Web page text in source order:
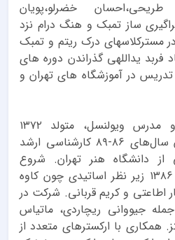
خضرلو،پویان
ساز تمبک و هنگ درام نزد
مسترکلاسهای درک ریتم و تمبک
فربد یداللهی گذراندن دوره های
سابقه تدریس در آموزشگاه های تهران و
هلیا پورکریمی، نوازنده‌ و مدرس ویولنسل، متولد ۱۳۷۲
هنرستان موسیقی اصفهان سال‌های ۸۶-۸۹ کارشناسی ارشد
از دانشگاه هنر تهران. شروع
نوازندگی ویولنسل از سال ۱۳۸۶ زیر نظر اساتیدی چون کاوه
اطاعتی و کریم قربانی. شرکت در
جیووانی ریچاردی، ماتیاس
همکاری با ارکسترهای متعدد از